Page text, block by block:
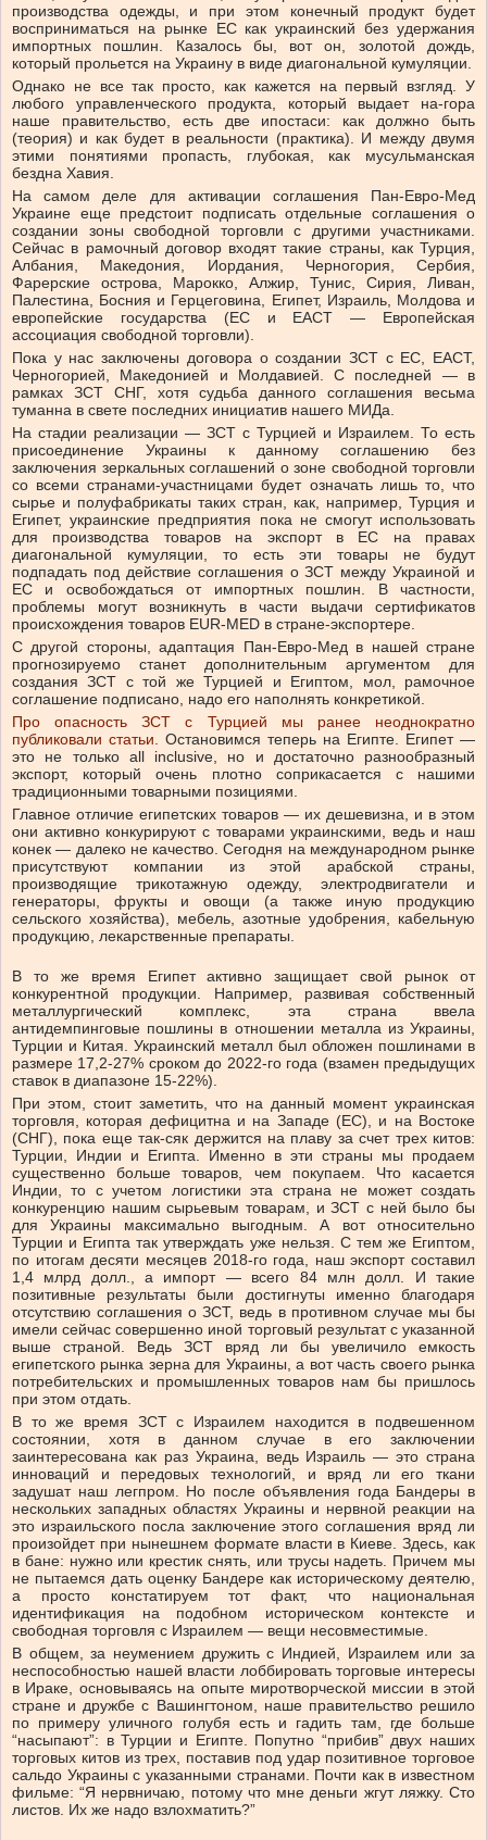
производства одежды, и при этом конечный продукт будет
восприниматься на рынке ЕС как украинский без удержания
импортных пошлин. Казалось бы, вот он, золотой дождь,
который прольется на Украину в виде диагональной кумуляции.
Однако не все так просто, как кажется на первый взгляд. У
любого управленческого продукта, который выдает на-гора
наше правительство, есть две ипостаси: как должно быть
(теория) и как будет в реальности (практика). И между двумя
этими понятиями пропасть, глубокая, как мусульманская
бездна Хавия.
На самом деле для активации соглашения Пан-Евро-Мед
Украине еще предстоит подписать отдельные соглашения о
создании зоны свободной торговли с другими участниками.
Сейчас в рамочный договор входят такие страны, как Турция,
Албания, Македония, Иордания, Черногория, Сербия,
Фарерские острова, Марокко, Алжир, Тунис, Сирия, Ливан,
Палестина, Босния и Герцеговина, Египет, Израиль, Молдова и
европейские государства (ЕС и ЕАСТ — Европейская
ассоциация свободной торговли).
Пока у нас заключены договора о создании ЗСТ с ЕС, ЕАСТ,
Черногорией, Македонией и Молдавией. С последней — в
рамках ЗСТ СНГ, хотя судьба данного соглашения весьма
туманна в свете последних инициатив нашего МИДа.
На стадии реализации — ЗСТ с Турцией и Израилем. То есть
присоединение Украины к данному соглашению без
заключения зеркальных соглашений о зоне свободной торговли
со всеми странами-участницами будет означать лишь то, что
сырье и полуфабрикаты таких стран, как, например, Турция и
Египет, украинские предприятия пока не смогут использовать
для производства товаров на экспорт в ЕС на правах
диагональной кумуляции, то есть эти товары не будут
подпадать под действие соглашения о ЗСТ между Украиной и
ЕС и освобождаться от импортных пошлин. В частности,
проблемы могут возникнуть в части выдачи сертификатов
происхождения товаров EUR-MED в стране-экспортере.
С другой стороны, адаптация Пан-Евро-Мед в нашей стране
прогнозируемо станет дополнительным аргументом для
создания ЗСТ с той же Турцией и Египтом, мол, рамочное
соглашение подписано, надо его наполнять конкретикой.
Про опасность ЗСТ с Турцией мы ранее неоднократно
публиковали статьи. Остановимся теперь на Египте. Египет —
это не только all inclusive, но и достаточно разнообразный
экспорт, который очень плотно соприкасается с нашими
традиционными товарными позициями.
Главное отличие египетских товаров — их дешевизна, и в этом
они активно конкурируют с товарами украинскими, ведь и наш
конек — далеко не качество. Сегодня на международном рынке
присутствуют компании из этой арабской страны,
производящие трикотажную одежду, электродвигатели и
генераторы, фрукты и овощи (а также иную продукцию
сельского хозяйства), мебель, азотные удобрения, кабельную
продукцию, лекарственные препараты.
В то же время Египет активно защищает свой рынок от
конкурентной продукции. Например, развивая собственный
металлургический комплекс, эта страна ввела
антидемпинговые пошлины в отношении металла из Украины,
Турции и Китая. Украинский металл был обложен пошлинами в
размере 17,2-27% сроком до 2022-го года (взамен предыдущих
ставок в диапазоне 15-22%).
При этом, стоит заметить, что на данный момент украинская
торговля, которая дефицитна и на Западе (ЕС), и на Востоке
(СНГ), пока еще так-сяк держится на плаву за счет трех китов:
Турции, Индии и Египта. Именно в эти страны мы продаем
существенно больше товаров, чем покупаем. Что касается
Индии, то с учетом логистики эта страна не может создать
конкуренцию нашим сырьевым товарам, и ЗСТ с ней было бы
для Украины максимально выгодным. А вот относительно
Турции и Египта так утверждать уже нельзя. С тем же Египтом,
по итогам десяти месяцев 2018-го года, наш экспорт составил
1,4 млрд долл., а импорт — всего 84 млн долл. И такие
позитивные результаты были достигнуты именно благодаря
отсутствию соглашения о ЗСТ, ведь в противном случае мы бы
имели сейчас совершенно иной торговый результат с указанной
выше страной. Ведь ЗСТ вряд ли бы увеличило емкость
египетского рынка зерна для Украины, а вот часть своего рынка
потребительских и промышленных товаров нам бы пришлось
при этом отдать.
В то же время ЗСТ с Израилем находится в подвешенном
состоянии, хотя в данном случае в его заключении
заинтересована как раз Украина, ведь Израиль — это страна
инноваций и передовых технологий, и вряд ли его ткани
задушат наш легпром. Но после объявления года Бандеры в
нескольких западных областях Украины и нервной реакции на
это израильского посла заключение этого соглашения вряд ли
произойдет при нынешнем формате власти в Киеве. Здесь, как
в бане: нужно или крестик снять, или трусы надеть. Причем мы
не пытаемся дать оценку Бандере как историческому деятелю,
а просто констатируем тот факт, что национальная
идентификация на подобном историческом контексте и
свободная торговля с Израилем — вещи несовместимые.
В общем, за неумением дружить с Индией, Израилем или за
неспособностью нашей власти лоббировать торговые интересы
в Ираке, основываясь на опыте миротворческой миссии в этой
стране и дружбе с Вашингтоном, наше правительство решило
по примеру уличного голубя есть и гадить там, где больше
“насыпают”: в Турции и Египте. Попутно “прибив” двух наших
торговых китов из трех, поставив под удар позитивное торговое
сальдо Украины с указанными странами. Почти как в известном
фильме: “Я нервничаю, потому что мне деньги жгут ляжку. Сто
листов. Их же надо взлохматить?”